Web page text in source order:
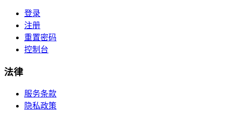
登录
注册
重置密码
控制台
法律
服务条款
隐私政策